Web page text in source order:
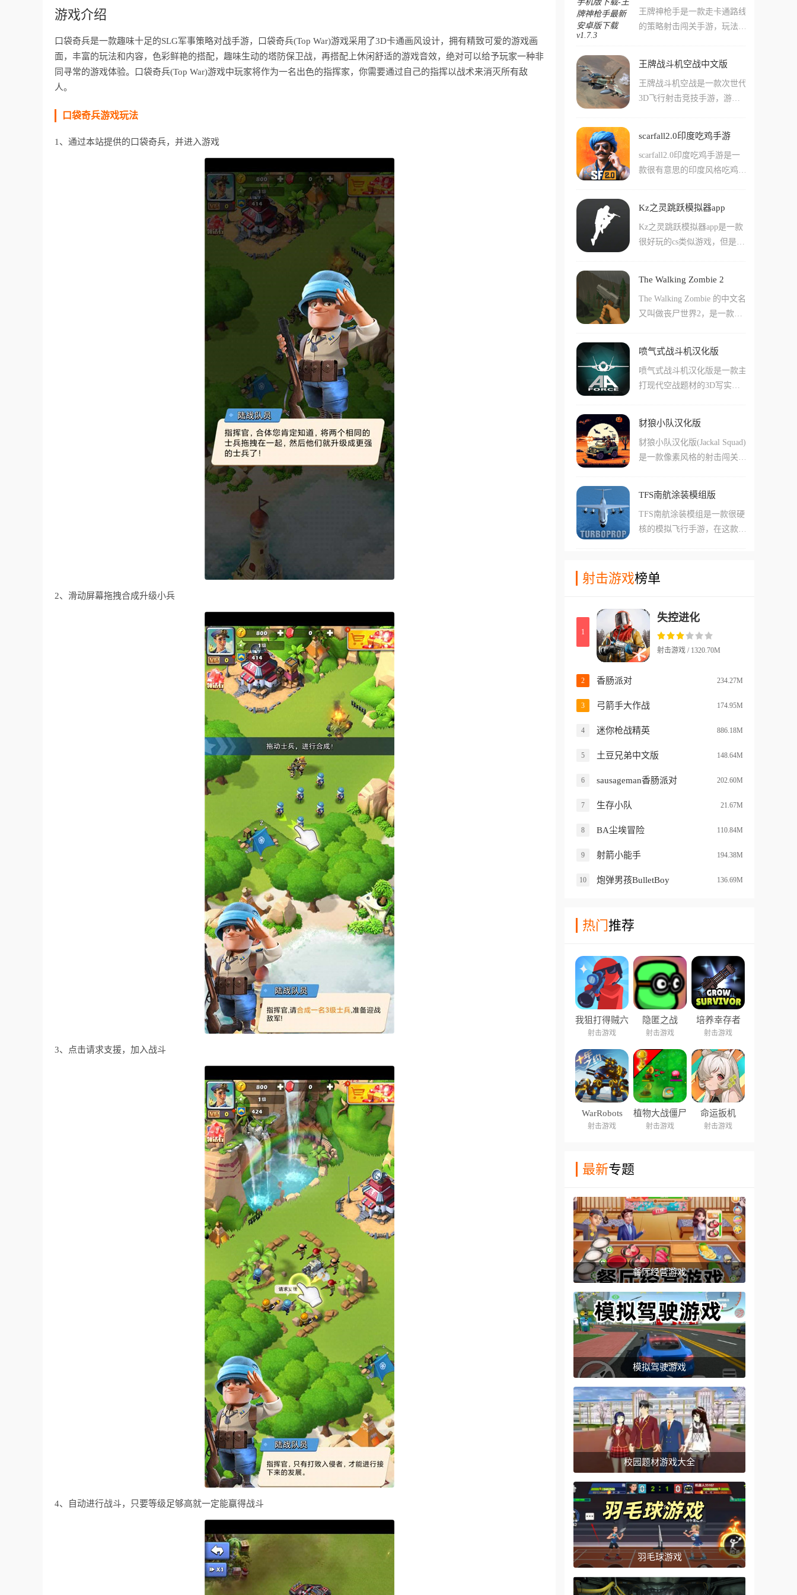
游戏介绍
口袋奇兵是一款趣味十足的SLG军事策略对战手游，口袋奇兵(Top War)游戏采用了3D卡通画风设计，拥有精致可爱的游戏画
面，丰富的玩法和内容，色彩鲜艳的搭配，趣味生动的塔防保卫战，再搭配上休闲舒适的游戏音效，绝对可以给予玩家一种非
同寻常的游戏体验。口袋奇兵(Top War)游戏中玩家将作为一名出色的指挥家，你需要通过自己的指挥以战术来消灭所有敌
人。
口袋奇兵游戏玩法
1、通过本站提供的口袋奇兵，并进入游戏
2、滑动屏幕拖拽合成升级小兵
3、点击请求支援，加入战斗
4、自动进行战斗，只要等级足够高就一定能赢得战斗
击败尽可能多的对手获取胜
利!游戏作为正式版还补全了
更加丰富了!
到许多比较老比较经典的地图
场景和玩法!在这款游戏中用
者cs中出现过的武器来战斗。
法，比如生化模式幽灵模式，
这些经典玩法都是玩家们可以
王牌神枪手是一款走卡通路线
的策略射击闯关手游，玩法简
点屏幕，瞄准那些黑手党来一
发致命射击，只要你能做到枪
枪爆头，就能像电影里的孤胆
王牌战斗机空战中文版
王牌战斗机空战是一款次世代
3D飞行射击竞技手游，游戏
种以上的独特导弹与反导弹系
统，还内置了功能强大的MO
D菜单，玩家可以在360度的
玩家展开PVP较量，感受电影
scarfall2.0印度吃鸡手游
scarfall2.0印度吃鸡手游是一
款很有意思的印度风格吃鸡手
造的复杂印度场景和地图。游
戏中的玩法还是和传统的吃鸡
游戏差不多，玩家们可以通过
交通工具和地图移动设施，让
您的战术更加灵活多变!
Kz之灵跳跃模拟器app
Kz之灵跳跃模拟器app是一款
很好玩的cs类似游戏，但是游
方法来在地图上的各种障碍中
进行跑酷。在游戏中玩家们还
能利用一些特殊的技巧，比如
地面上进行跳跃。还支持用户
快速移动的技巧，而且使用起
来非常的方便，还能自己微调
The Walking Zombie 2
The Walking Zombie 的中文名
又叫做丧尸世界2，是一款以
辈们收养并抚养长大的被选中
之人，在20岁之后，你还将开
始收集武器并前往前线，为森
成森林中所有人的任务并了解
量彻底解决这场僵尸危机。
喷气式战斗机汉化版
喷气式战斗机汉化版是一款主
打现代空战题材的3D写实风
依托真实物理引擎打造出沉浸
式的空中作战体验，让玩家化
身专业空军飞行员，驾驶各类
天。游戏收录超过50架经典知
-16等多款机型，每架飞机都
拥有精细还原的3D驾驶舱、
豺狼小队汉化版
豺狼小队汉化版(Jackal Squad)
是一款像素风格的射击闯关游
格，将玩家带入怀旧街机的游
戏时代。豺狼部队是一支由四
名士兵组成的精英部队，他们
装吉普车穿越海滩、密林、城
俘。游戏融合了动作射击与策
略闯关元素，为玩家带来紧张
刺激的战斗体验。
TFS南航涂装模组版
TFS南航涂装模组是一款很硬
核的模拟飞行手游，在这款手
游戏中有着多种不同类型的飞
感觉都是完全不一样的！在游
戏中玩家们还能够选择各种喷
漆，在本站提供的mod版本中
玩家们还可以给自己的客机喷
上南航的涂装，非常的亲切！
射击游戏榜单
1
失控进化
射击游戏 / 1320.70M
2 香肠派对 234.27M
3 弓箭手大作战 174.95M
4 迷你枪战精英 886.18M
5 土豆兄弟中文版 148.64M
6 sausageman香肠派对 202.60M
7 生存小队 21.67M
8 BA尘埃冒险 110.84M
9 射箭小能手 194.38M
10 炮弹男孩BulletBoy 136.69M
热门推荐
我狙打得贼六
2
射击游戏
隐匿之战
射击游戏
培养幸存者
射击游戏
WarRobots
射击游戏
植物大战僵尸
火力版
射击游戏
命运扳机
射击游戏
最新专题
餐厅经营游戏
模拟驾驶游戏
校园题材游戏大全
羽毛球游戏